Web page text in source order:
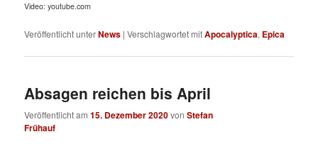
Video: youtube.com
Veröffentlicht unterNews |Verschlagwortet mitApocalyptica, Epica
Absagen reichen bis April
Veröffentlicht am15. Dezember 2020vonStefan
Frühauf